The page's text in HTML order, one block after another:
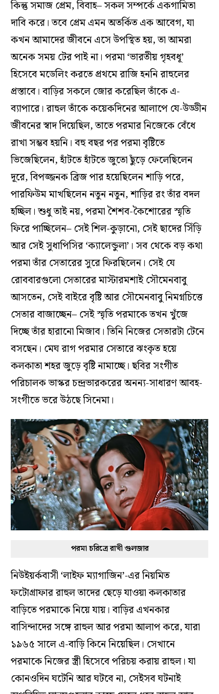
কিন্তু সমাজ প্রেম, বিবাহ– সকল সম্পর্কে একগামিতা
দাবি করে। তবে প্রেম এমন অতর্কিত এক আবেগ, যা
কখন আমাদের জীবনে এসে উপস্থিত হয়, তা আমরা
অনেক সময় টের পাই না। পরমা ‘ভারতীয় গৃহবধূ’
হিসেবে মডেলিং করতে প্রথমে রাজি হননি রাহুলের
প্রস্তাবে। বাড়ির সকলে জোর করেছিল তাঁকে এ-
ব্যাপারে। রাহুল তাঁকে কয়েকদিনের আলাপে যে-উড্ডীন
জীবনের স্বাদ দিয়েছিল, তাতে পরমার নিজেকে বেঁধে
রাখা সম্ভব হয়নি। বহু বছর পর পরমা বৃষ্টিতে
ভিজেছিলেন, হাঁটতে হাঁটতে জুতো ছুঁড়ে ফেলেছিলেন
দূরে, বিপজ্জনক ব্রিজ পার হয়েছিলেন শাড়ি পরে,
পারফিউম মাখছিলেন নতুন নতুন, শাড়ির রং তাঁর বদল
হচ্ছিল। শুধু তাই নয়, পরমা শৈশব-কৈশোরের স্মৃতি
ফিরে পাচ্ছিলেন– সেই শিল-কুড়ানো, সেই ছাদের সিঁড়ি
আর সেই সুধাপিসির ‘ক্যালেন্ডুলা’। সব থেকে বড় কথা
পরমা তাঁর সেতারের সুরে ফিরছিলেন। সেই যে
রোববারগুলো সেতারের মাস্টারমশাই সৌমেনবাবু
আসতেন, সেই বাইরে বৃষ্টি আর সৌমেনবাবু নিমগ্নচিত্তে
সেতার বাজাচ্ছেন– সেই স্মৃতি পরমাকে তখন খুঁজে
দিচ্ছে তাঁর হারানো মিজাব। তিনি নিজের সেতারটা টেনে
বসছেন। মেঘ রাগ পরমার সেতারে ঝংকৃত হয়ে
কলকাতা শহর জুড়ে বৃষ্টি নামাচ্ছে। ছবির সংগীত
পরিচালক ভাস্কর চন্দ্রভারকরের অনন্য-সাধারণ আবহ-
সংগীতে ভরে উঠছে সিনেমা।
পরমা চরিত্রে রাখী গুলজার
নিউইয়র্কবাসী ‘লাইফ ম্যাগাজিন’-এর নিয়মিত
ফটোগ্রাফার রাহুল তাদের ছেড়ে যাওয়া কলকাতার
বাড়িতে পরমাকে নিয়ে যায়। বাড়ির এখনকার
বাসিন্দাদের সঙ্গে রাহুল আর পরমা আলাপ করে, যারা
১৯৬৫ সালে এ-বাড়ি কিনে নিয়েছিল। সেখানে
পরমাকে নিজের স্ত্রী হিসেবে পরিচয় করায় রাহুল। যা
কোনওদিন ঘটেনি আর ঘটবে না, সেইসব ঘটনাই